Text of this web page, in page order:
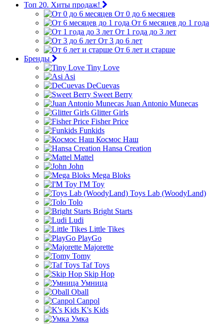
Топ 20. Хиты продаж!
От 0 до 6 месяцев
От 6 месяцев до 1 года
От 1 года до 3 лет
От 3 до 6 лет
От 6 лет и старше
Бренды
Tiny Love
Asi
DeCuevas
Sweet Berry
Juan Antonio Munecas
Glitter Girls
Fisher Price
Funkids
Космос Наш
Hansa Creation
Mattel
John
Mega Bloks
I'M Toy
Toys Lab (WoodyLand)
Tolo
Bright Starts
Ludi
Little Tikes
PlayGo
Majorette
Tomy
Taf Toys
Skip Hop
Умница
Oball
Canpol
K's Kids
Умка